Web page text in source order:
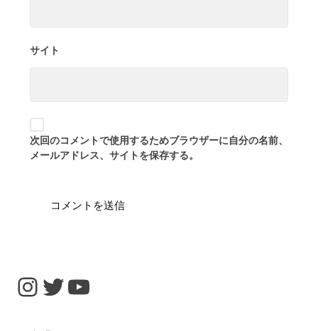
サイト
次回のコメントで使用するためブラウザーに自分の名前、
メールアドレス、サイトを保存する。
Instagram
TwitterYouTube